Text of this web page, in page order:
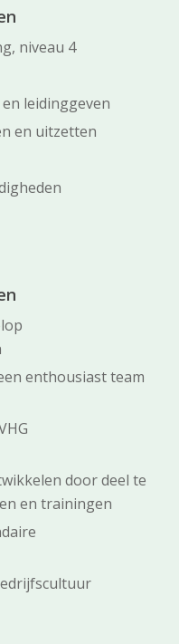
niveau 4
leidinggeven
en uitzetten
enthousiast team
door deel te
en trainingen